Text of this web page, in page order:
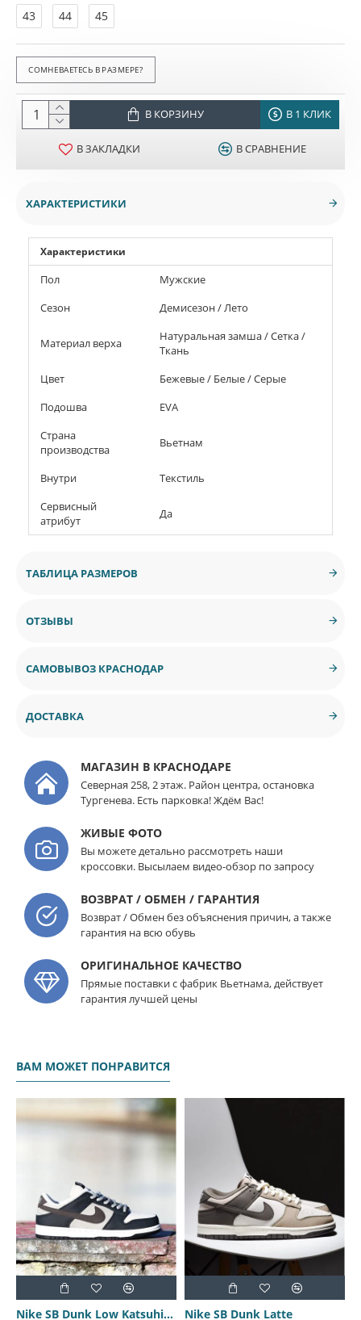
43
44 45
В КОРЗИНУ В 1 КЛИК
В ЗАКЛАДКИ В СРАВНЕНИЕ
ХАРАКТЕРИСТИКИ
Характеристики
Пол
Мужские
Сезон
Демисезон / Лето
Материал верха
Натуральная замша / Сетка /
Ткань
Цвет
Бежевые / Белые / Серые
Подошва
EVA
Страна
производства
Вьетнам
Внутри
Текстиль
Сервисный
атрибут
Да
ТАБЛИЦА РАЗМЕРОВ
ОТЗЫВЫ
САМОВЫВОЗ КРАСНОДАР
ДОСТАВКА
СОМНЕВАЕТЕСЬ В РАЗМЕРЕ?
МАГАЗИН В КРАСНОДАРЕ
Северная 258, 2 этаж. Район центра, остановка
Тургенева. Есть парковка! Ждём Вас!
ЖИВЫЕ ФОТО
Вы можете детально рассмотреть наши
кроссовки. Высылаем видео-обзор по запросу
ВОЗВРАТ / ОБМЕН / ГАРАНТИЯ
Возврат / Обмен без объяснения причин, а также
гарантия на всю обувь
ОРИГИНАЛЬНОЕ КАЧЕСТВО
Прямые поставки с фабрик Вьетнама, действует
гарантия лучшей цены
ВАМ МОЖЕТ ПОНРАВИТСЯ
Nike SB Dunk Low Katsuhiro Otomo Nike SB Dunk Latte